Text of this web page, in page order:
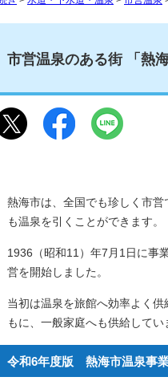
市営温泉のある街 「熱海
熱海市は、全国でも珍しく市
も温泉を引くことができます。
1936（昭和11）年7月1日に事
営を開始しました。
当初は温泉を旅館へ効率よく
もに、一般家庭へも供給してい
令和6年度版 熱海市温泉事